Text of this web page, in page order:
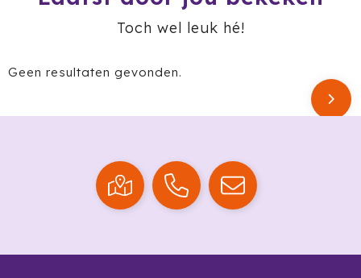
Mepal
Moleskine
Toch wel leuk hé!
Geen resultaten gevonden.